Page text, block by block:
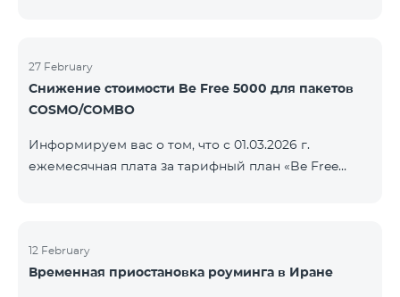
Дополнительная информация будет
предоставлена в случае изменения ситуации.
Благодарим за понимание.
27 February
Снижение стоимости Be Free 5000 для пакетов
COSMO/COMBO
Информируем вас о том, что с 01.03.2026 г.
ежемесячная плата за тарифный план «Be Free
тарифному плану могут все абоненты с активной
подпиской на пакеты услуг COSMO или COMBO. С
12 February
Временная приостановка роуминга в Иране